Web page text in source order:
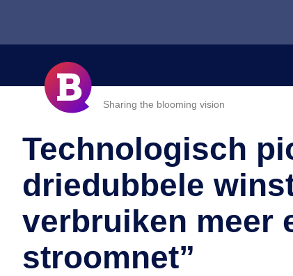
Sharing the blooming vision
Technologisch
driedubbele
verbruiken meer
stroomnet”